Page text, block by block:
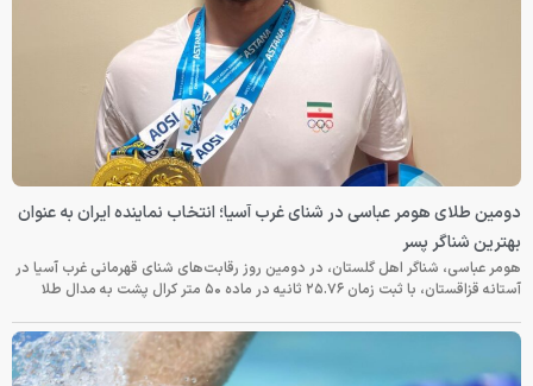
دومین طلای هومر عباسی در شنای غرب آسیا؛ انتخاب نماینده ایران به عنوان
بهترین شناگر پسر
هومر عباسی، شناگر اهل گلستان، در دومین روز رقابت‌های شنای قهرمانی غرب آسیا در
آستانه قزاقستان، با ثبت زمان ۲۵.۷۶ ثانیه در ماده ۵۰ متر کرال پشت به مدال طلا